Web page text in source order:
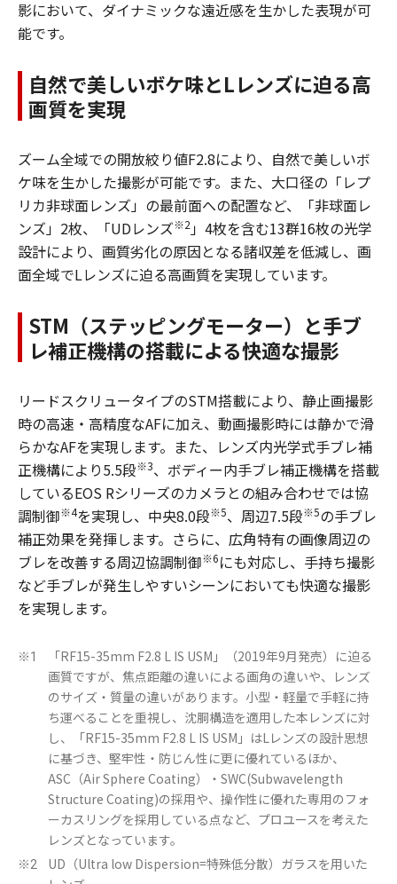
影において、ダイナミックな遠近感を生かした表現が可
能です。
自然で美しいボケ味とLレンズに迫る高
画質を実現
ズーム全域での開放絞り値F2.8により、自然で美しいボ
ケ味を生かした撮影が可能です。また、大口径の「レプ
リカ非球面レンズ」の最前面への配置など、「非球面レ
ンズ」2枚、「UDレンズ※2」4枚を含む13群16枚の光学
設計により、画質劣化の原因となる諸収差を低減し、画
面全域でLレンズに迫る高画質を実現しています。
STM（ステッピングモーター）と手ブ
レ補正機構の搭載による快適な撮影
リードスクリュータイプのSTM搭載により、静止画撮影
時の高速・高精度なAFに加え、動画撮影時には静かで滑
らかなAFを実現します。また、レンズ内光学式手ブレ補
正機構により5.5段※3、ボディー内手ブレ補正機構を搭載
しているEOS Rシリーズのカメラとの組み合わせでは協
調制御※4を実現し、中央8.0段※5、周辺7.5段※5の手ブレ
補正効果を発揮します。さらに、広角特有の画像周辺の
ブレを改善する周辺協調制御※6にも対応し、手持ち撮影
など手ブレが発生しやすいシーンにおいても快適な撮影
を実現します。
※1
「RF15-35mm F2.8 L IS USM」（2019年9月発売）に迫る
画質ですが、焦点距離の違いによる画角の違いや、レンズ
のサイズ・質量の違いがあります。小型・軽量で手軽に持
ち運べることを重視し、沈胴構造を適用した本レンズに対
し、「RF15-35mm F2.8 L IS USM」はLレンズの設計思想
に基づき、堅牢性・防じん性に更に優れているほか、
ASC（Air Sphere Coating）・SWC(Subwavelength
Structure Coating)の採用や、操作性に優れた専用のフォ
ーカスリングを採用している点など、プロユースを考えた
レンズとなっています。
※2
UD（Ultra low Dispersion=特殊低分散）ガラスを用いた